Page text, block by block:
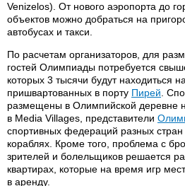
Venizelos). От нового аэропорта до
объектов можно добраться на
автобусах и такси.
По расчетам организаторов, для
гостей Олимпиады потребуется
которых 3 тысячи будут находиться
пришвартованных в порту Пирей .
размещены в Олимпийской деревне
в Media Villages, представители
спортивных федераций разных
кораблях. Кроме того, проблема с
зрителей и болельщиков решается
квартирах, которые на время игр
в аренду.